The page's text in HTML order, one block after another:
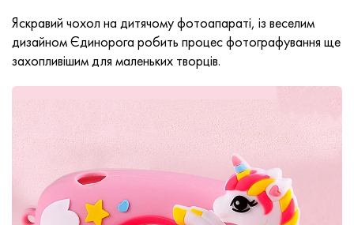
Яскравий чохол на дитячому фотоапараті, із веселим
дизайном Єдинорога робить процес фотографування ще
захопливішим для маленьких творців.